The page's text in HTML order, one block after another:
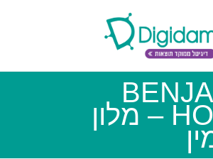
HOTEL – מלון